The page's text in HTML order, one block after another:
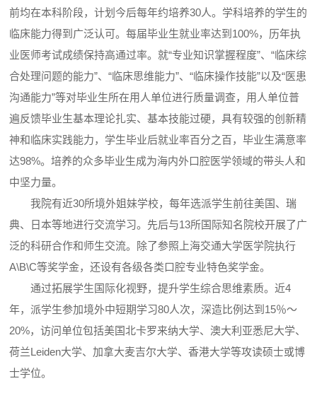
前均在本科阶段，计划今后每年约培养30人。学科培养的学生的
临床能力得到广泛认可。每届毕业生就业率达到100%，历年执
业医师考试成绩保持高通过率。就“专业知识掌握程度”、“临床综
合处理问题的能力”、“临床思维能力”、“临床操作技能”以及“医患
沟通能力”等对毕业生所在用人单位进行质量调查，用人单位普
遍反馈毕业生基本理论扎实、基本技能过硬，具有较强的创新精
神和临床实践能力，学生毕业后就业率百分之百，毕业生满意率
达98%。培养的众多毕业生成为海内外口腔医学领域的带头人和
中坚力量。
我院有近30所境外姐妹学校，每年选派学生前往美国、瑞
典、日本等地进行交流学习。先后与13所国际知名院校开展了广
泛的科研合作和师生交流。除了参照上海交通大学医学院执行
A\B\C等奖学金，还设有各级各类口腔专业特色奖学金。
通过拓展学生国际化视野，提升学生综合思维素质。近4
年，派学生参加境外中短期学习80人次，深造比例达到15％～
20%，访问单位包括美国北卡罗来纳大学、澳大利亚悉尼大学、
荷兰Leiden大学、加拿大麦吉尔大学、香港大学等攻读硕士或博
士学位。